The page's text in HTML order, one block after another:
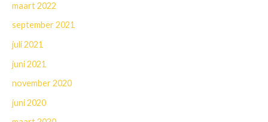
maart 2022
september 2021
juli 2021
juni 2021
november 2020
juni 2020